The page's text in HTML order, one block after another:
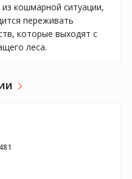
кошмарной ситуации,
переживать
которые выходят с
леса.
481